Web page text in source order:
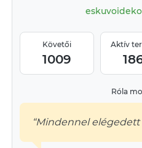
Követői
1009
Aktív
Róla
“Mindennel elégedett